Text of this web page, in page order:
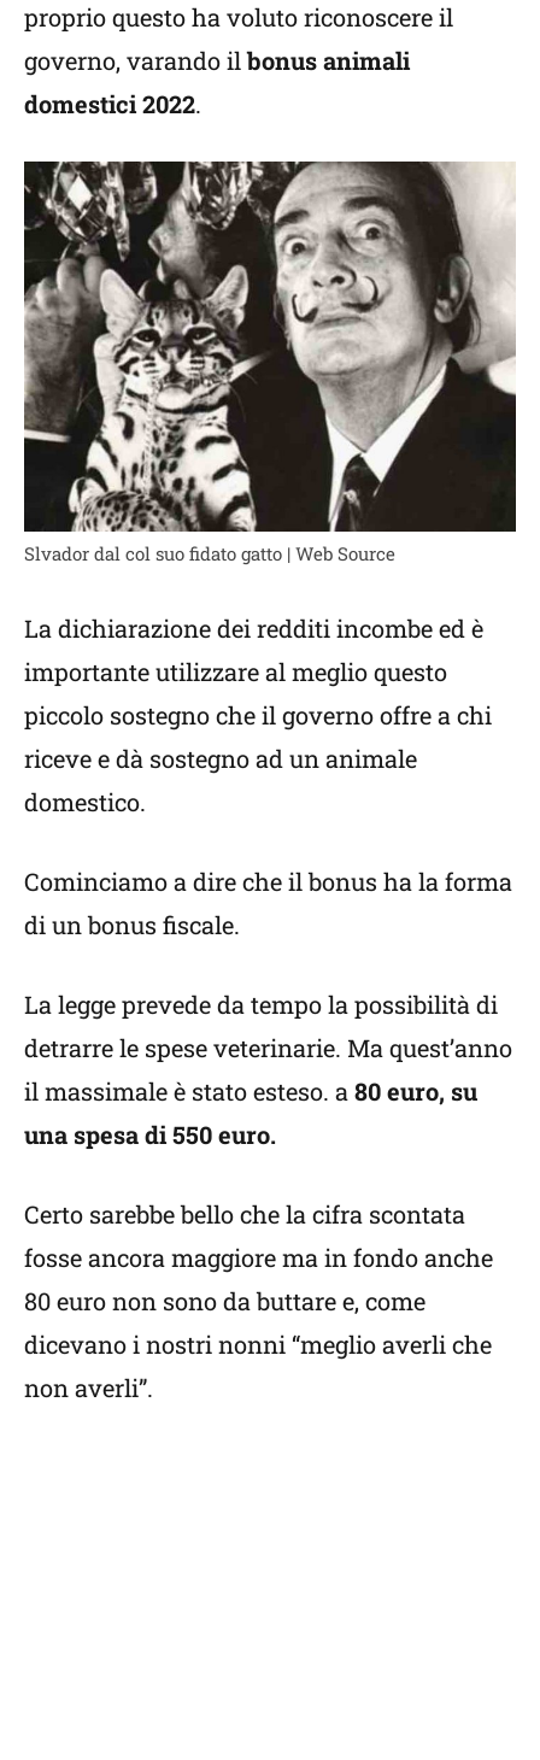
proprio questo ha voluto riconoscere il
governo, varando ilbonus animali
domestici 2022.
Slvador dal col suo fidato gatto | Web Source
La dichiarazione dei redditi incombe ed è
importante utilizzare al meglio questo
piccolo sostegno che il governo offre a chi
riceve e dà sostegno ad un animale
domestico.
Cominciamo a dire che il bonus ha la forma
di un bonus fiscale.
La legge prevede da tempo la possibilità di
detrarre le spese veterinarie. Ma quest’anno
il massimale è stato esteso. a 80 euro, su
una spesa di 550 euro.
Certo sarebbe bello che la cifra scontata
fosse ancora maggiore ma in fondo anche
80 euro non sono da buttare e, come
dicevano i nostri nonni “meglio averli che
non averli”.